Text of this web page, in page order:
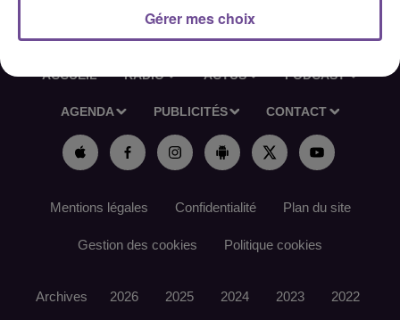
ACCUEIL RADIO ACTUS PODCAST
AGENDA PUBLICITÉS CONTACT
Mentions légales Confidentialité Plan du site
Gestion des cookies Politique cookies
Archives 2026 2025 2024 2023 2022
Gérer mes choix